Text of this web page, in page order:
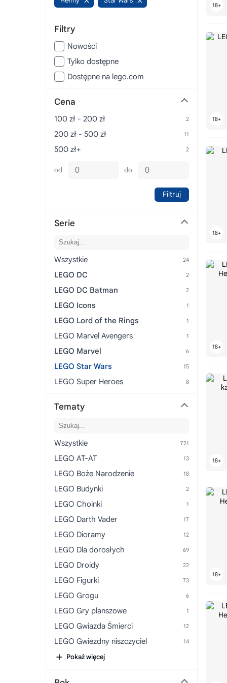
Filtry
Nowości
Tylko dostępne
Dostępne na lego.com
Cena
100 zł - 200 zł
200 zł - 500 zł
500 zł+
od do
Filtruj
Serie
Wszystkie
LEGO DC
LEGO DC Batman
LEGO Icons
LEGO Lord of the Rings
LEGO Marvel Avengers
LEGO Marvel
LEGO Star Wars
LEGO Super Heroes
Tematy
Wszystkie
LEGO AT-AT
LEGO Boże Narodzenie
LEGO Budynki
LEGO Choinki
LEGO Darth Vader
LEGO Dioramy
LEGO Dla dorosłych
LEGO Droidy
LEGO Figurki
LEGO Grogu
LEGO Gry planszowe
LEGO Gwiazda Śmierci
LEGO Gwiezdny niszczyciel
LEGO GWP
Pokaż więcej